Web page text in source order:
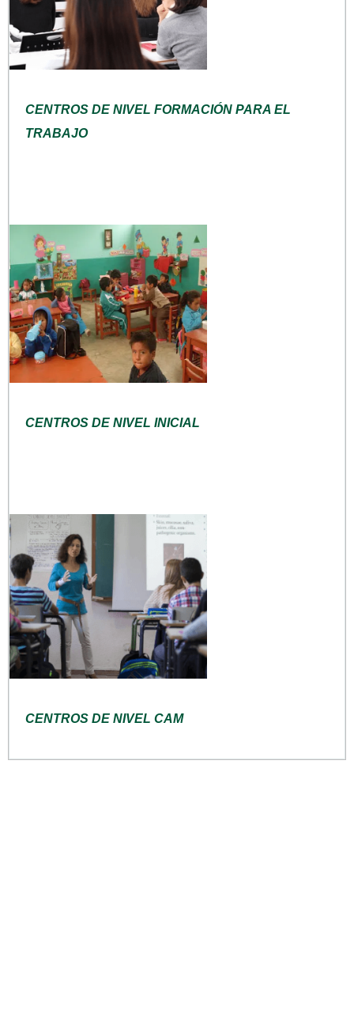
CENTROS DE NIVEL FORMACIÓN PARA EL
TRABAJO
CENTROS DE NIVEL INICIAL
CENTROS DE NIVEL CAM